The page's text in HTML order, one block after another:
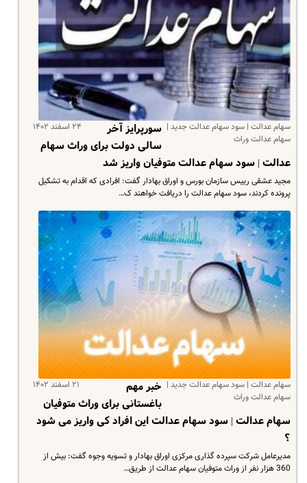
سهام عدالت | سود سهام عدالت جدید |
سهام عدالت وراث
۲۴ اسفند ۱۴۰۲
سورپرایز آخر
سالی دولت برای وراث سهام
عدالت | سود سهام عدالت متوفیان واریز شد
مجید عشقی رییس سازمان بورس و اوراق بهادار گفت: افرادی که اقدام به تشکیل
پرونده کردند، سود سهام عدالت را دریافت خواهند ک…
سهام عدالت | سود سهام عدالت جدید |
سهام عدالت وراث
۲۱ اسفند ۱۴۰۲
خبر مهم
باغستانی برای وراث متوفیان
سهام عدالت | سود سهام عدالت این افراد کی واریز می شود
؟
مدیرعامل شرکت سپرده گذاری مرکزی اوراق بهادار و تسویه وجوه گفت: بیش از
360 هزار نفر از وراث متوفیان سهام عدالت از طریق…